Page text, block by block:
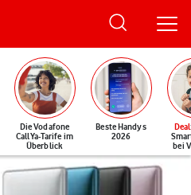
Die Vodafone
CallYa-Tarife im
Überblick
Beste Handys
2026
Deal
bei